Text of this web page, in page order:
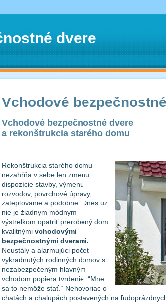
dvere
Vchodové
Vchodové bezpečnostné dvere
a rekonštrukcia starého domu
Rekonštrukcia starého domu
nezahŕňa v sebe len zmenu
dispozície stavby, výmenu
rozvodov, povrchové úpravy,
zatepľovanie a podobne. Dnes už
nie je žiadnym módnym
výstrelkom opatriť prerobený dom
kvalitnými vchodovými
bezpečnostnými dverami.
Neustály a alarmujúci počet
vykradnutých rodinných domov s
nezabezpečeným hlavným
vchodom popiera tvrdenie: “Mne
sa to nemôže stať.“ Nehovoriac o
chatách a chalupách postavených na